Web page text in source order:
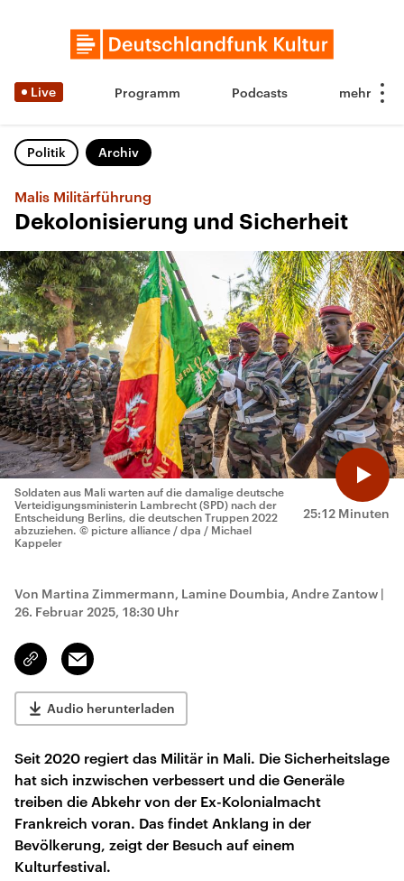
Live Programm Podcasts
Politik Archiv
Malis Militärführung
Dekolonisierung und Sicherheit
25:12 Minuten
Soldaten aus Mali warten auf die damalige deutsche
Verteidigungsministerin Lambrecht (SPD) nach der
Entscheidung Berlins, die deutschen Truppen 2022
abzuziehen. © picture alliance / dpa / Michael
Kappeler
Von Martina Zimmermann, Lamine Doumbia, Andre Zantow |
26. Februar 2025, 18:30 Uhr
Link
kopieren/teilen
Email
Audio herunterladen
Seit 2020 regiert das Militär in Mali. Die Sicherheitslage
hat sich inzwischen verbessert und die Generäle
treiben die Abkehr von der Ex-Kolonialmacht
Frankreich voran. Das findet Anklang in der
Bevölkerung, zeigt der Besuch auf einem
Kulturfestival.